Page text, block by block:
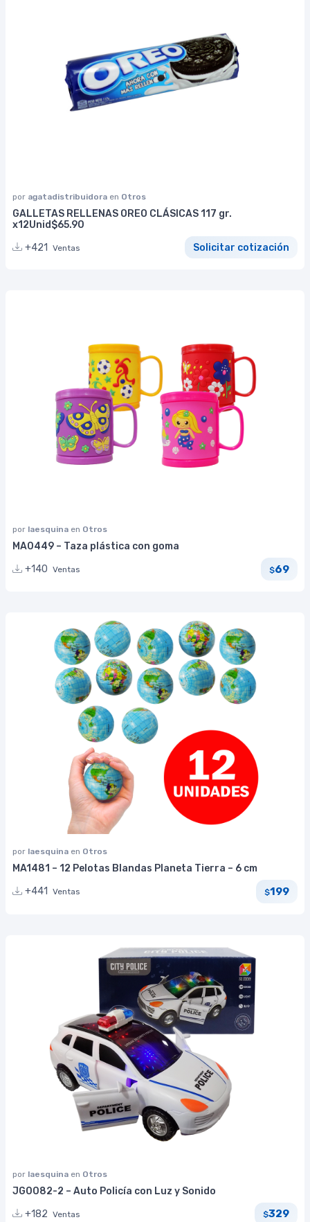
por agatadistribuidora en Otros
GALLETAS RELLENAS OREO CLÁSICAS 117 gr.
x12Unid$65.90
+421
Ventas Solicitar cotización
por laesquina en Otros
MA0449 – Taza plástica con goma
+140 Ventas $69
por laesquina en Otros
MA1481 – 12 Pelotas Blandas Planeta Tierra – 6 cm
+441 Ventas $199
por laesquina en Otros
JG0082-2 – Auto Policía con Luz y Sonido
+182 Ventas $329